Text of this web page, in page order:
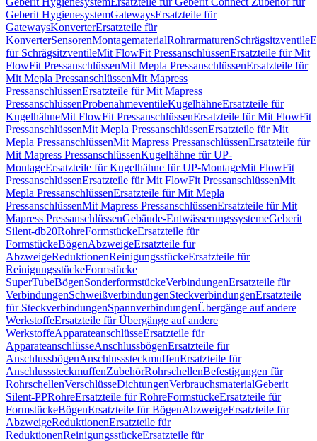
Geberit HygienesystemGatewaysErsatzteile für
GatewaysKonverterErsatzteile für
KonverterSensorenMontagematerialRohrarmaturenSchrägsitzventile
für SchrägsitzventileMit FlowFit PressanschlüssenErsatzteile für Mit
FlowFit PressanschlüssenMit Mepla PressanschlüssenErsatzteile für
Mit Mepla PressanschlüssenMit Mapress
PressanschlüssenErsatzteile für Mit Mapress
PressanschlüssenProbenahmeventileKugelhähneErsatzteile für
KugelhähneMit FlowFit PressanschlüssenErsatzteile für Mit FlowFit
PressanschlüssenMit Mepla PressanschlüssenErsatzteile für Mit
Mepla PressanschlüssenMit Mapress PressanschlüssenErsatzteile für
Mit Mapress PressanschlüssenKugelhähne für UP-
MontageErsatzteile für Kugelhähne für UP-MontageMit FlowFit
PressanschlüssenErsatzteile für Mit FlowFit PressanschlüssenMit
Mepla PressanschlüssenErsatzteile für Mit Mepla
PressanschlüssenMit Mapress PressanschlüssenErsatzteile für Mit
Mapress PressanschlüssenGebäude-EntwässerungssystemeGeberit
Silent-db20RohreFormstückeErsatzteile für
FormstückeBögenAbzweigeErsatzteile für
AbzweigeReduktionenReinigungsstückeErsatzteile für
ReinigungsstückeFormstücke
SuperTubeBögenSonderformstückeVerbindungenErsatzteile für
VerbindungenSchweißverbindungenSteckverbindungenErsatzteile
für SteckverbindungenSpannverbindungenÜbergänge auf andere
WerkstoffeErsatzteile für Übergänge auf andere
WerkstoffeApparateanschlüsseErsatzteile für
ApparateanschlüsseAnschlussbögenErsatzteile für
AnschlussbögenAnschlusssteckmuffenErsatzteile für
AnschlusssteckmuffenZubehörRohrschellenBefestigungen für
RohrschellenVerschlüsseDichtungenVerbrauchsmaterialGeberit
Silent-PPRohreErsatzteile für RohreFormstückeErsatzteile für
FormstückeBögenErsatzteile für BögenAbzweigeErsatzteile für
AbzweigeReduktionenErsatzteile für
ReduktionenReinigungsstückeErsatzteile für